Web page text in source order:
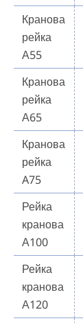
Кранова
рейка
А55
Кранова
рейка
А65
Кранова
рейка
A75
Рейка
кранова
А100
Рейка
кранова
А120